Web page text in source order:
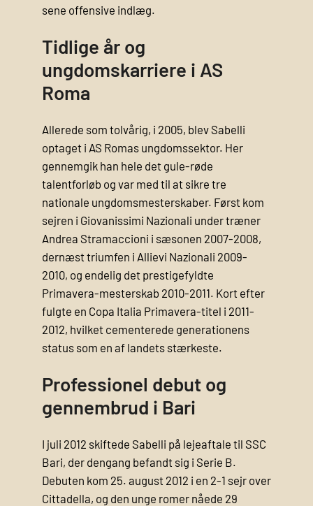
sene offensive indlæg.
Tidlige år og
ungdomskarriere i AS
Roma
Allerede som tolvårig, i 2005, blev Sabelli
optaget i AS Romas ungdomssektor. Her
gennemgik han hele det gule-røde
talentforløb og var med til at sikre tre
nationale ungdomsmesterskaber. Først kom
sejren i Giovanissimi Nazionali under træner
Andrea Stramaccioni i sæsonen 2007-2008,
dernæst triumfen i Allievi Nazionali 2009-
2010, og endelig det prestigefyldte
Primavera-mesterskab 2010-2011. Kort efter
fulgte en Copa Italia Primavera‐titel i 2011-
2012, hvilket cementerede generationens
status som en af landets stærkeste.
Professionel debut og
gennembrud i Bari
I juli 2012 skiftede Sabelli på lejeaftale til SSC
Bari, der dengang befandt sig i Serie B.
Debuten kom 25. august 2012 i en 2-1 sejr over
Cittadella, og den unge romer nåede 29